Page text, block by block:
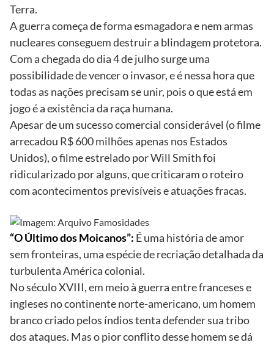
Terra.
A guerra começa de forma esmagadora e nem armas
nucleares conseguem destruir a blindagem protetora.
Com a chegada do dia 4 de julho surge uma
possibilidade de vencer o invasor, e é nessa hora que
todas as nações precisam se unir, pois o que está em
jogo é a existência da raça humana.
Apesar de um sucesso comercial considerável (o filme
arrecadou R$ 600 milhões apenas nos Estados
Unidos), o filme estrelado por Will Smith foi
ridicularizado por alguns, que criticaram o roteiro
com acontecimentos previsíveis e atuações fracas.
“O Último dos Moicanos”: É uma história de amor
sem fronteiras, uma espécie de recriação detalhada da
turbulenta América colonial.
No século XVIII, em meio à guerra entre franceses e
ingleses no continente norte-americano, um homem
branco criado pelos índios tenta defender sua tribo
dos ataques. Mas o pior conflito desse homem se dá